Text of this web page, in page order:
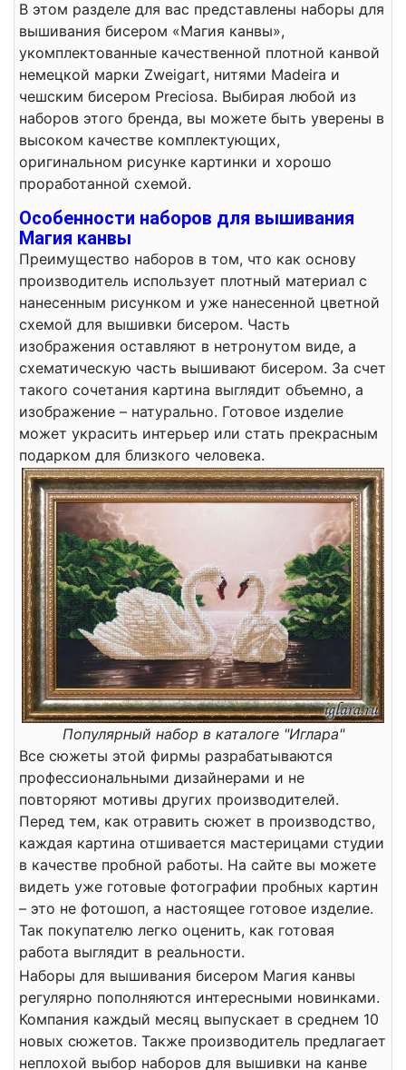
В этом разделе для вас представлены наборы для
вышивания бисером «Магия канвы»,
укомплектованные качественной плотной канвой
немецкой марки Zweigart, нитями Madeira и
чешским бисером Preciosa. Выбирая любой из
наборов этого бренда, вы можете быть уверены в
высоком качестве комплектующих,
оригинальном рисунке картинки и хорошо
проработанной схемой.
Особенности наборов для вышивания
Магия канвы
Преимущество наборов в том, что как основу
производитель использует плотный материал с
нанесенным рисунком и уже нанесенной цветной
схемой для вышивки бисером. Часть
изображения оставляют в нетронутом виде, а
схематическую часть вышивают бисером. За счет
такого сочетания картина выглядит объемно, а
изображение – натурально. Готовое изделие
может украсить интерьер или стать прекрасным
подарком для близкого человека.
Популярный набор в каталоге "Иглара"
Все сюжеты этой фирмы разрабатываются
профессиональными дизайнерами и не
повторяют мотивы других производителей.
Перед тем, как отравить сюжет в производство,
каждая картина отшивается мастерицами студии
в качестве пробной работы. На сайте вы можете
видеть уже готовые фотографии пробных картин
– это не фотошоп, а настоящее готовое изделие.
Так покупателю легко оценить, как готовая
работа выглядит в реальности.
Наборы для вышивания бисером Магия канвы
регулярно пополняются интересными новинками.
Компания каждый месяц выпускает в среднем 10
новых сюжетов. Также производитель предлагает
неплохой выбор наборов для вышивки на канве